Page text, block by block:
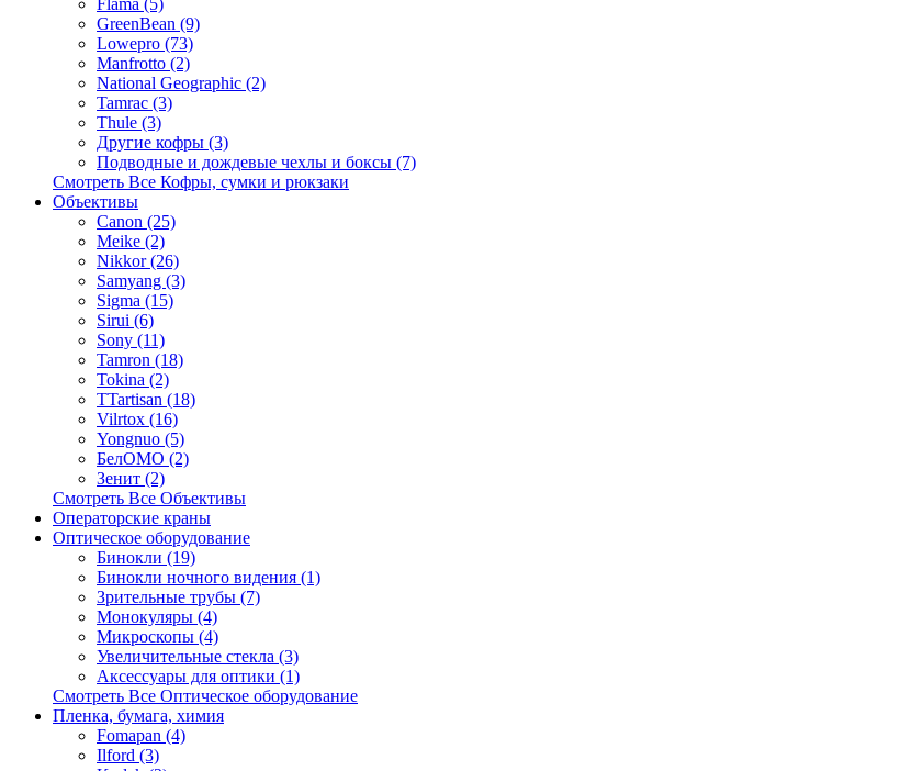
Flama (5)
GreenBean (9)
Lowepro (73)
Manfrotto (2)
National Geographic (2)
Tamrac (3)
Thule (3)
Другие кофры (3)
Подводные и дождевые чехлы и боксы (7)
Смотреть Все Кофры, сумки и рюкзаки
Объективы
Canon (25)
Meike (2)
Nikkor (26)
Samyang (3)
Sigma (15)
Sirui (6)
Sony (11)
Tamron (18)
Tokina (2)
TTartisan (18)
Vilrtox (16)
Yongnuo (5)
БелOMO (2)
Зенит (2)
Смотреть Все Объективы
Операторские краны
Оптическое оборудование
Бинокли (19)
Бинокли ночного видения (1)
Зрительные трубы (7)
Монокуляры (4)
Микроскопы (4)
Увеличительные стекла (3)
Аксессуары для оптики (1)
Смотреть Все Оптическое оборудование
Пленка, бумага, химия
Fomapan (4)
Ilford (3)